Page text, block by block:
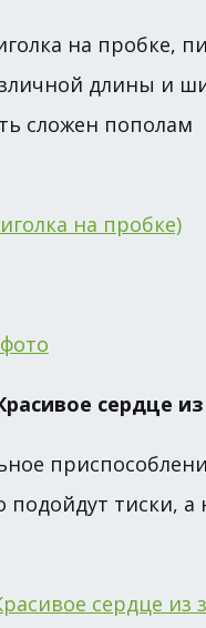
на пробке,
длины и
сложен пополам
сердце
подойдут тиски,